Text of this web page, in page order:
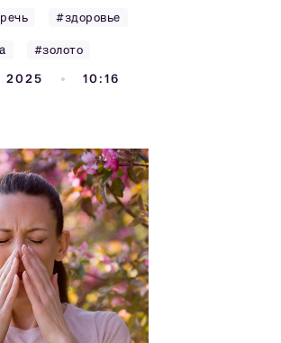
#здоровье
#золото
10:16